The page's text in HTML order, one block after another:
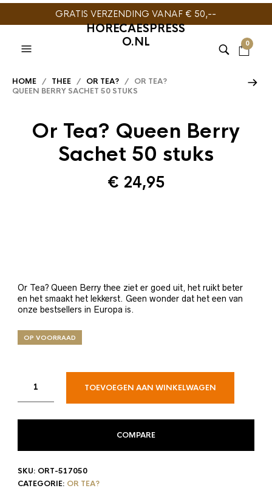
GRATIS VERZENDING VANAF € 50,--
HORECAESPRESS
O.NL
0
HOME / THEE / OR TEA? / OR TEA?
QUEEN BERRY SACHET 50 STUKS
Or Tea? Queen Berry
Sachet 50 stuks
€ 24,95
Or Tea? Queen Berry thee ziet er goed uit, het ruikt beter
en het smaakt het lekkerst. Geen wonder dat het een van
onze bestsellers in Europa is.
OP VOORRAAD
TOEVOEGEN AAN WINKELWAGEN
COMPARE
SKU: ORT-517050
CATEGORIE: OR TEA?